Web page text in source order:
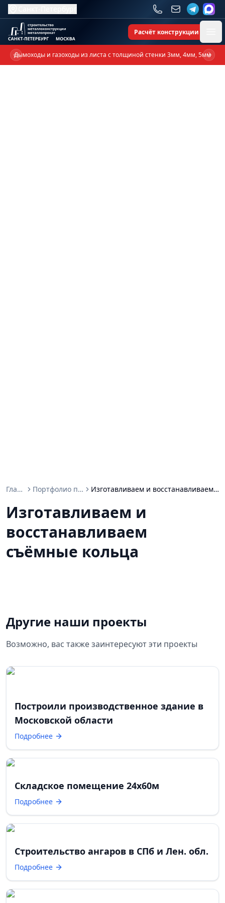
Расчёт конструкции
Дымоходы и газоходы из листа с толщиной стенки 3мм, 4мм, 5мм
Previous slide
Главная Портфолио проектов Изготавливаем и восстанавливаем съёмные кольца
Изготавливаем и
восстанавливаем
съёмные кольца
Другие наши проекты
Возможно, вас также заинтересуют эти проекты
Построили производственное здание в
Московской области
Подробнее
Складское помещение 24х60м
Подробнее
Строительство ангаров в СПб и Лен. обл.
Подробнее